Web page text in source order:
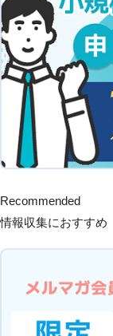
Recommended
情報収集におすすめ